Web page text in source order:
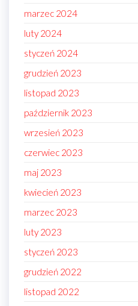
marzec 2024
luty 2024
styczeń 2024
grudzień 2023
listopad 2023
październik 2023
wrzesień 2023
czerwiec 2023
maj 2023
kwiecień 2023
marzec 2023
luty 2023
styczeń 2023
grudzień 2022
listopad 2022